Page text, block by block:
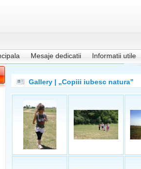
Mesaje dedicatii Informatii utile
Gallery | „Copiii iubesc natura”